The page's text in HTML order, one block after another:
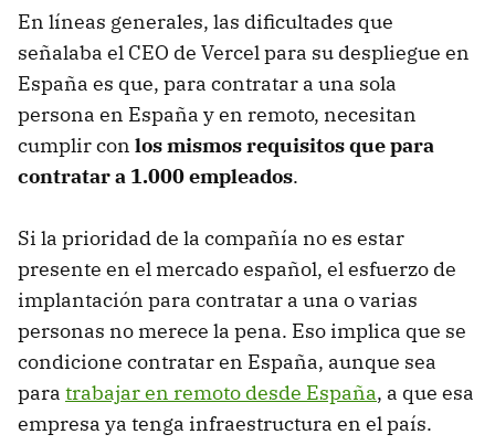
En líneas generales, las dificultades que
señalaba el CEO de Vercel para su despliegue en
España es que, para contratar a una sola
persona en España y en remoto, necesitan
cumplir con los mismos requisitos que para
contratar a 1.000 empleados.
Si la prioridad de la compañía no es estar
presente en el mercado español, el esfuerzo de
implantación para contratar a una o varias
personas no merece la pena. Eso implica que se
condicione contratar en España, aunque sea
para trabajar en remoto desde España, a que esa
empresa ya tenga infraestructura en el país.